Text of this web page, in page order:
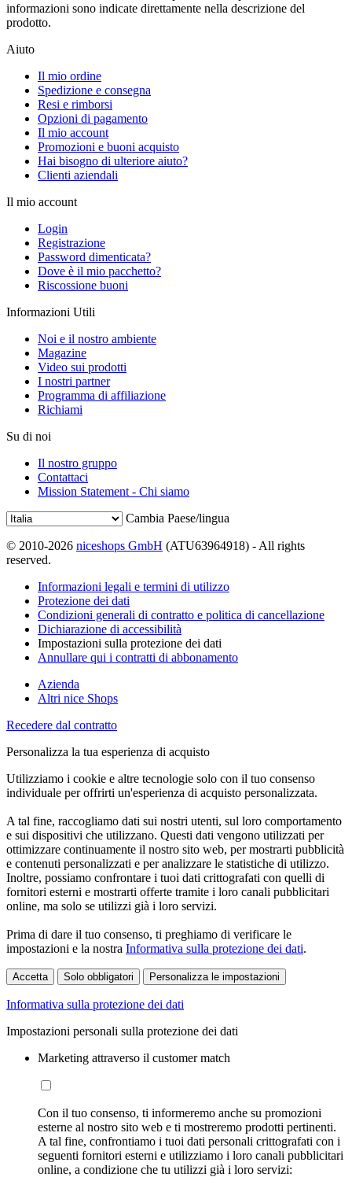
informazioni sono indicate direttamente nella descrizione del
prodotto.
Aiuto
Il mio ordine
Spedizione e consegna
Resi e rimborsi
Opzioni di pagamento
Il mio account
Promozioni e buoni acquisto
Hai bisogno di ulteriore aiuto?
Clienti aziendali
Il mio account
Login
Registrazione
Password dimenticata?
Dove è il mio pacchetto?
Riscossione buoni
Informazioni Utili
Noi e il nostro ambiente
Magazine
Video sui prodotti
I nostri partner
Programma di affiliazione
Richiami
Su di noi
Il nostro gruppo
Contattaci
Mission Statement - Chi siamo
Cambia Paese/lingua
© 2010-2026 niceshops GmbH (ATU63964918) - All rights
reserved.
Informazioni legali e termini di utilizzo
Protezione dei dati
Condizioni generali di contratto e politica di cancellazione
Dichiarazione di accessibilità
Impostazioni sulla protezione dei dati
Annullare qui i contratti di abbonamento
Azienda
Altri nice Shops
Recedere dal contratto
Personalizza la tua esperienza di acquisto
Utilizziamo i cookie e altre tecnologie solo con il tuo consenso
individuale per offrirti un'esperienza di acquisto personalizzata.
A tal fine, raccogliamo dati sui nostri utenti, sul loro comportamento
e sui dispositivi che utilizzano. Questi dati vengono utilizzati per
ottimizzare continuamente il nostro sito web, per mostrarti pubblicità
e contenuti personalizzati e per analizzare le statistiche di utilizzo.
Inoltre, possiamo confrontare i tuoi dati crittografati con quelli di
fornitori esterni e mostrarti offerte tramite i loro canali pubblicitari
online, ma solo se utilizzi già i loro servizi.
Prima di dare il tuo consenso, ti preghiamo di verificare le
impostazioni e la nostra Informativa sulla protezione dei dati.
Accetta Solo obbligatori Personalizza le impostazioni
Informativa sulla protezione dei dati
Impostazioni personali sulla protezione dei dati
Marketing attraverso il customer match
Con il tuo consenso, ti informeremo anche su promozioni
esterne al nostro sito web e ti mostreremo prodotti pertinenti.
A tal fine, confrontiamo i tuoi dati personali crittografati con i
seguenti fornitori esterni e utilizziamo i loro canali pubblicitari
online, a condizione che tu utilizzi già i loro servizi: